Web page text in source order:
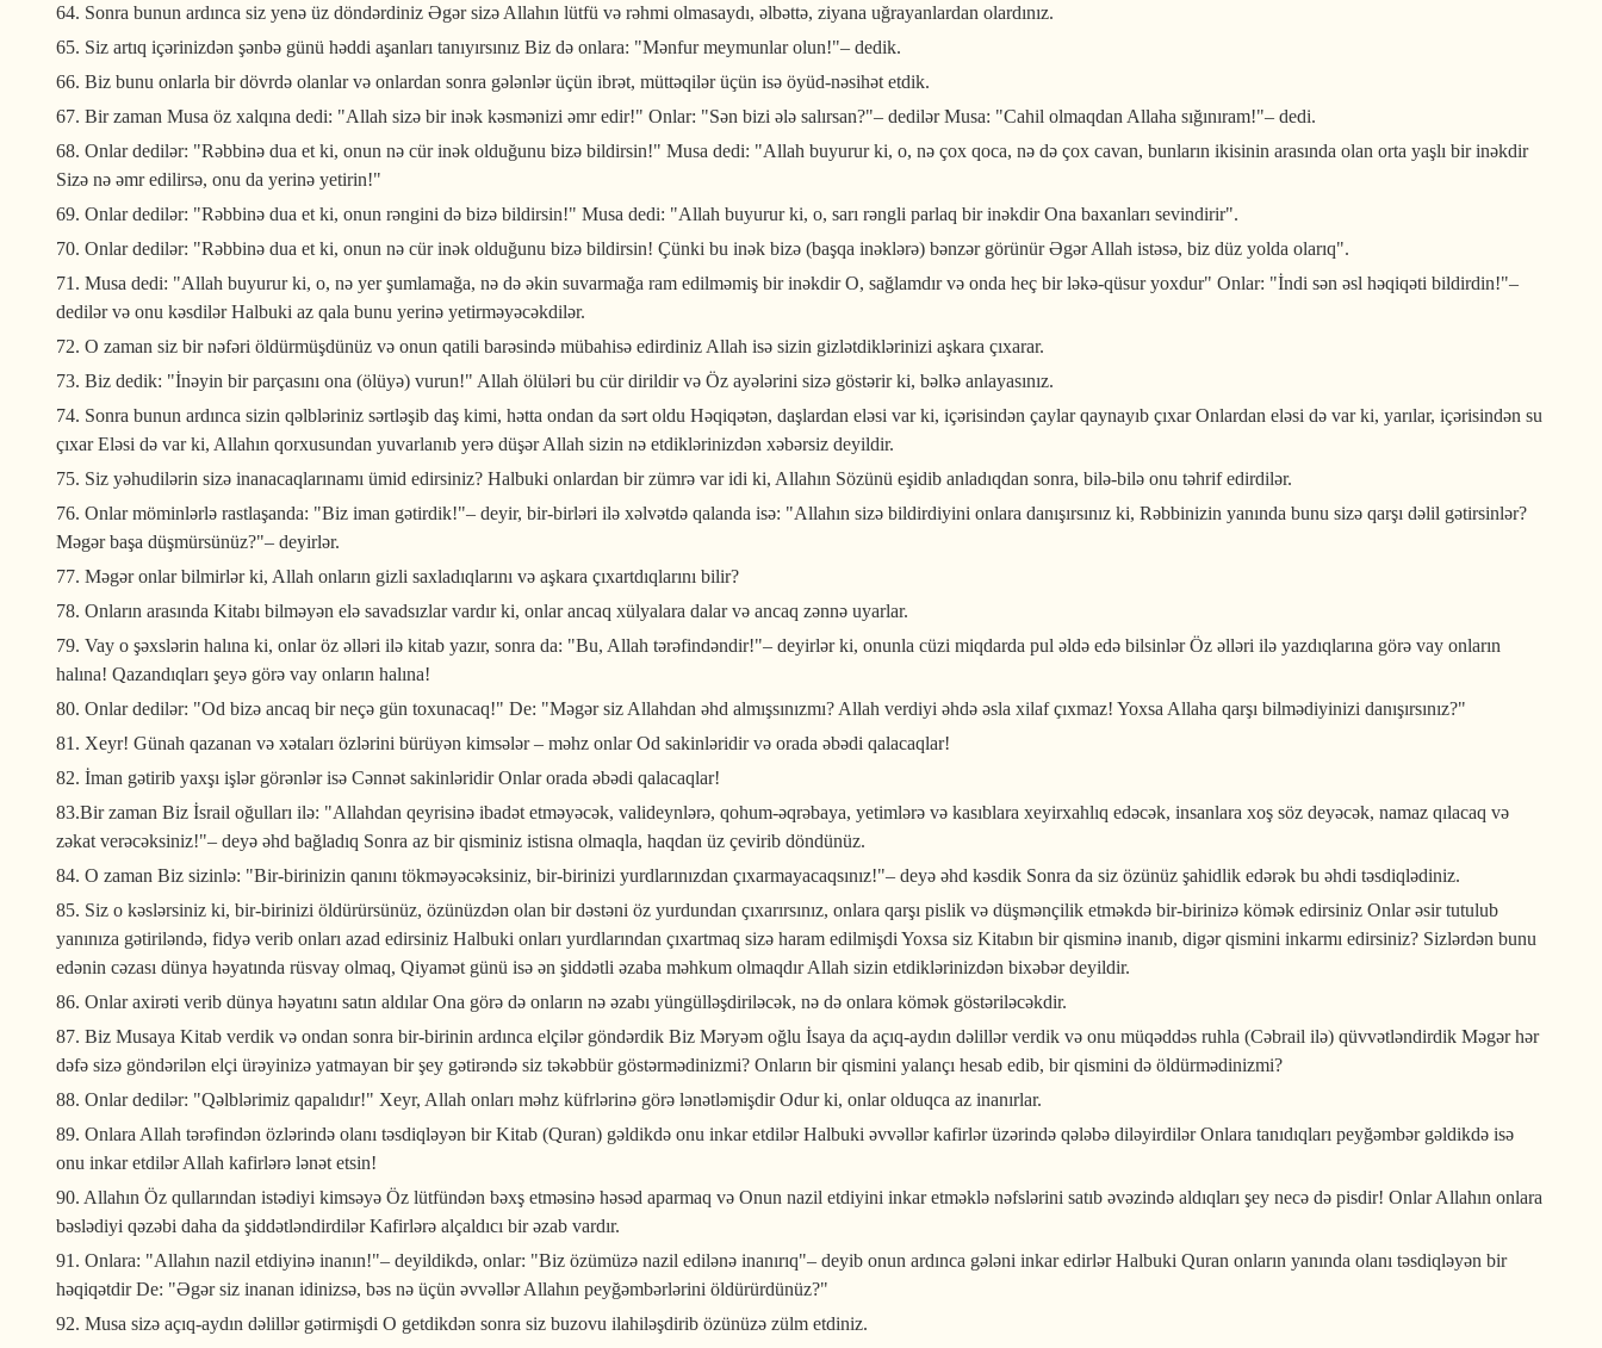
64. Sonra bunun ardınca siz yenə üz döndərdiniz Əgər sizə Allahın lütfü və rəhmi olmasaydı, əlbəttə, ziyana uğrayanlardan olardınız.
65. Siz artıq içərinizdən şənbə günü həddi aşanları tanıyırsınız Biz də onlara: "Mənfur meymunlar olun!"– dedik.
66. Biz bunu onlarla bir dövrdə olanlar və onlardan sonra gələnlər üçün ibrət, müttəqilər üçün isə öyüd-nəsihət etdik.
67. Bir zaman Musa öz xalqına dedi: "Allah sizə bir inək kəsmənizi əmr edir!" Onlar: "Sən bizi ələ salırsan?"– dedilər Musa: "Cahil olmaqdan Allaha sığınıram!"– dedi.
68. Onlar dedilər: "Rəbbinə dua et ki, onun nə cür inək olduğunu bizə bildirsin!" Musa dedi: "Allah buyurur ki, o, nə çox qoca, nə də çox cavan, bunların ikisinin arasında olan orta yaşlı bir inəkdir
Sizə nə əmr edilirsə, onu da yerinə yetirin!"
69. Onlar dedilər: "Rəbbinə dua et ki, onun rəngini də bizə bildirsin!" Musa dedi: "Allah buyurur ki, o, sarı rəngli parlaq bir inəkdir Ona baxanları sevindirir".
70. Onlar dedilər: "Rəbbinə dua et ki, onun nə cür inək olduğunu bizə bildirsin! Çünki bu inək bizə (başqa inəklərə) bənzər görünür Əgər Allah istəsə, biz düz yolda olarıq".
71. Musa dedi: "Allah buyurur ki, o, nə yer şumlamağa, nə də əkin suvarmağa ram edilməmiş bir inəkdir O, sağlamdır və onda heç bir ləkə-qüsur yoxdur" Onlar: "İndi sən əsl həqiqəti bildirdin!"–
dedilər və onu kəsdilər Halbuki az qala bunu yerinə yetirməyəcəkdilər.
72. O zaman siz bir nəfəri öldürmüşdünüz və onun qatili barəsində mübahisə edirdiniz Allah isə sizin gizlətdiklərinizi aşkara çıxarar.
73. Biz dedik: "İnəyin bir parçasını ona (ölüyə) vurun!" Allah ölüləri bu cür dirildir və Öz ayələrini sizə göstərir ki, bəlkə anlayasınız.
74. Sonra bunun ardınca sizin qəlbləriniz sərtləşib daş kimi, hətta ondan da sərt oldu Həqiqətən, daşlardan eləsi var ki, içərisindən çaylar qaynayıb çıxar Onlardan eləsi də var ki, yarılar, içərisindən su
çıxar Eləsi də var ki, Allahın qorxusundan yuvarlanıb yerə düşər Allah sizin nə etdiklərinizdən xəbərsiz deyildir.
75. Siz yəhudilərin sizə inanacaqlarınamı ümid edirsiniz? Halbuki onlardan bir zümrə var idi ki, Allahın Sözünü eşidib anladıqdan sonra, bilə-bilə onu təhrif edirdilər.
76. Onlar möminlərlə rastlaşanda: "Biz iman gətirdik!"– deyir, bir-birləri ilə xəlvətdə qalanda isə: "Allahın sizə bildirdiyini onlara danışırsınız ki, Rəbbinizin yanında bunu sizə qarşı dəlil gətirsinlər?
Məgər başa düşmürsünüz?"– deyirlər.
77. Məgər onlar bilmirlər ki, Allah onların gizli saxladıqlarını və aşkara çıxartdıqlarını bilir?
78. Onların arasında Kitabı bilməyən elə savadsızlar vardır ki, onlar ancaq xülyalara dalar və ancaq zənnə uyarlar.
79. Vay o şəxslərin halına ki, onlar öz əlləri ilə kitab yazır, sonra da: "Bu, Allah tərəfindəndir!"– deyirlər ki, onunla cüzi miqdarda pul əldə edə bilsinlər Öz əlləri ilə yazdıqlarına görə vay onların
halına! Qazandıqları şeyə görə vay onların halına!
80. Onlar dedilər: "Od bizə ancaq bir neçə gün toxunacaq!" De: "Məgər siz Allahdan əhd almışsınızmı? Allah verdiyi əhdə əsla xilaf çıxmaz! Yoxsa Allaha qarşı bilmədiyinizi danışırsınız?"
81. Xeyr! Günah qazanan və xətaları özlərini bürüyən kimsələr – məhz onlar Od sakinləridir və orada əbədi qalacaqlar!
82. İman gətirib yaxşı işlər görənlər isə Cənnət sakinləridir Onlar orada əbədi qalacaqlar!
83.Bir zaman Biz İsrail oğulları ilə: "Allahdan qeyrisinə ibadət etməyəcək, valideynlərə, qohum-əqrəbaya, yetimlərə və kasıblara xeyirxahlıq edəcək, insanlara xoş söz deyəcək, namaz qılacaq və
zəkat verəcəksiniz!"– deyə əhd bağladıq Sonra az bir qisminiz istisna olmaqla, haqdan üz çevirib döndünüz.
84. O zaman Biz sizinlə: "Bir-birinizin qanını tökməyəcəksiniz, bir-birinizi yurdlarınızdan çıxarmayacaqsınız!"– deyə əhd kəsdik Sonra da siz özünüz şahidlik edərək bu əhdi təsdiqlədiniz.
85. Siz o kəslərsiniz ki, bir-birinizi öldürürsünüz, özünüzdən olan bir dəstəni öz yurdundan çıxarırsınız, onlara qarşı pislik və düşmənçilik etməkdə bir-birinizə kömək edirsiniz Onlar əsir tutulub
yanınıza gətiriləndə, fidyə verib onları azad edirsiniz Halbuki onları yurdlarından çıxartmaq sizə haram edilmişdi Yoxsa siz Kitabın bir qisminə inanıb, digər qismini inkarmı edirsiniz? Sizlərdən bunu
edənin cəzası dünya həyatında rüsvay olmaq, Qiyamət günü isə ən şiddətli əzaba məhkum olmaqdır Allah sizin etdiklərinizdən bixəbər deyildir.
86. Onlar axirəti verib dünya həyatını satın aldılar Ona görə də onların nə əzabı yüngülləşdiriləcək, nə də onlara kömək göstəriləcəkdir.
87. Biz Musaya Kitab verdik və ondan sonra bir-birinin ardınca elçilər göndərdik Biz Məryəm oğlu İsaya da açıq-aydın dəlillər verdik və onu müqəddəs ruhla (Cəbrail ilə) qüvvətləndirdik Məgər hər
dəfə sizə göndərilən elçi ürəyinizə yatmayan bir şey gətirəndə siz təkəbbür göstərmədinizmi? Onların bir qismini yalançı hesab edib, bir qismini də öldürmədinizmi?
88. Onlar dedilər: "Qəlblərimiz qapalıdır!" Xeyr, Allah onları məhz küfrlərinə görə lənətləmişdir Odur ki, onlar olduqca az inanırlar.
89. Onlara Allah tərəfindən özlərində olanı təsdiqləyən bir Kitab (Quran) gəldikdə onu inkar etdilər Halbuki əvvəllər kafirlər üzərində qələbə diləyirdilər Onlara tanıdıqları peyğəmbər gəldikdə isə
onu inkar etdilər Allah kafirlərə lənət etsin!
90. Allahın Öz qullarından istədiyi kimsəyə Öz lütfündən bəxş etməsinə həsəd aparmaq və Onun nazil etdiyini inkar etməklə nəfslərini satıb əvəzində aldıqları şey necə də pisdir! Onlar Allahın onlara
bəslədiyi qəzəbi daha da şiddətləndirdilər Kafirlərə alçaldıcı bir əzab vardır.
91. Onlara: "Allahın nazil etdiyinə inanın!"– deyildikdə, onlar: "Biz özümüzə nazil edilənə inanırıq"– deyib onun ardınca gələni inkar edirlər Halbuki Quran onların yanında olanı təsdiqləyən bir
həqiqətdir De: "Əgər siz inanan idinizsə, bəs nə üçün əvvəllər Allahın peyğəmbərlərini öldürürdünüz?"
92. Musa sizə açıq-aydın dəlillər gətirmişdi O getdikdən sonra siz buzovu ilahiləşdirib özünüzə zülm etdiniz.